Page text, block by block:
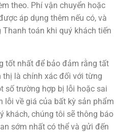
theo. Phí vận chuyển hoặc
áp dụng thêm nếu có, và
toán khi quý khách tiến
tốt nhất để bảo đảm rằng tất
thị là chính xác đối với từng
số trường hợp bị lỗi hoặc sai
lỗi về giá của bất kỳ sản phẩm
khách, chúng tôi sẽ thông báo
sớm nhất có thể và gửi đến